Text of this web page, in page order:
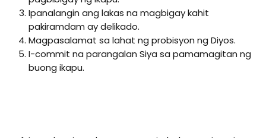
Ipanalangin ang lakas na magbigay kahit
pakiramdam ay delikado.
Magpasalamat sa lahat ng probisyon ng Diyos.
I-commit na parangalan Siya sa pamamagitan ng
buong ikapu.